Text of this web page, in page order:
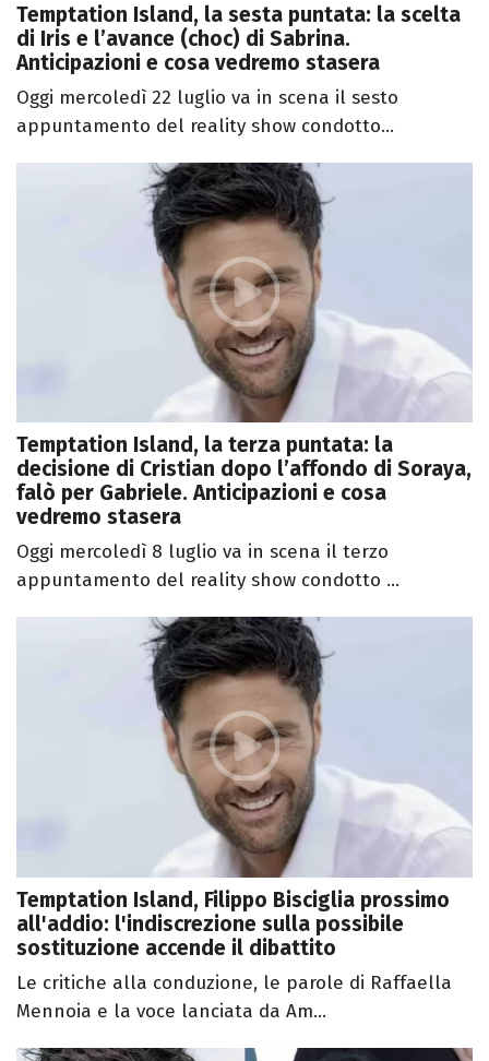
Temptation Island, la sesta puntata: la scelta
di Iris e l’avance (choc) di Sabrina.
Anticipazioni e cosa vedremo stasera
Oggi mercoledì 22 luglio va in scena il sesto
appuntamento del reality show condotto...
Temptation Island, la terza puntata: la
decisione di Cristian dopo l’affondo di Soraya,
falò per Gabriele. Anticipazioni e cosa
vedremo stasera
Oggi mercoledì 8 luglio va in scena il terzo
appuntamento del reality show condotto ...
Temptation Island, Filippo Bisciglia prossimo
all'addio: l'indiscrezione sulla possibile
sostituzione accende il dibattito
Le critiche alla conduzione, le parole di Raffaella
Mennoia e la voce lanciata da Am...